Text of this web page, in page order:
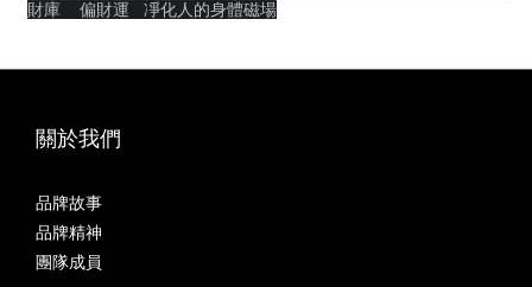
財庫 偏財運 凈化人的身體磁場
關於我們
品牌故事
品牌精神
團隊成員